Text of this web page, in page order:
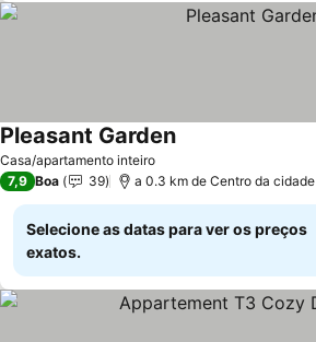
Casa/apartamento inteiro
Pleasant Garden
7,9 Boa 39 a 0.3 km de Centro da cidade
Selecione as datas para ver os preços
exatos.